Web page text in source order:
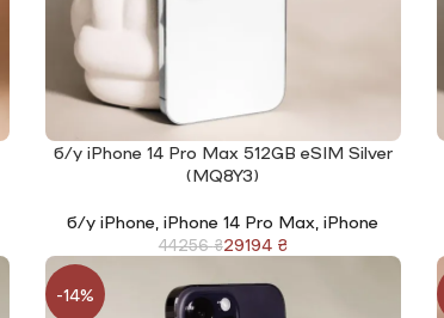
ЧИТАТИ ДАЛІ
б/у iPhone 14 Pro Max 512GB eSIM Silver
(MQ8Y3)
б/у iPhone ,iPhone 14 Pro Max ,iPhone
44256₴29194 ₴
-14%